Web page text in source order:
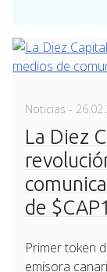
Noticias -
La Diez
de
Primer token
emisora